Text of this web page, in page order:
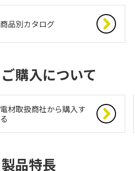
商品別カタログ
ご購入について
電材取扱商社から購入す
る
製品特長